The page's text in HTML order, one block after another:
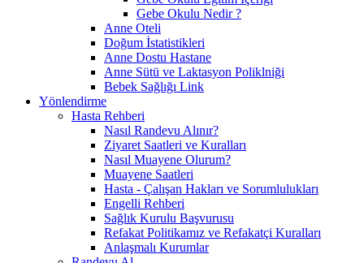
Gebe Okulu Nedir ?
Anne Oteli
Doğum İstatistikleri
Anne Dostu Hastane
Anne Sütü ve Laktasyon Poliklniği
Bebek Sağlığı Link
Yönlendirme
Hasta Rehberi
Nasıl Randevu Alınır?
Ziyaret Saatleri ve Kuralları
Nasıl Muayene Olurum?
Muayene Saatleri
Hasta - Çalışan Hakları ve Sorumlulukları
Engelli Rehberi
Sağlık Kurulu Başvurusu
Refakat Politikamız ve Refakatçi Kuralları
Anlaşmalı Kurumlar